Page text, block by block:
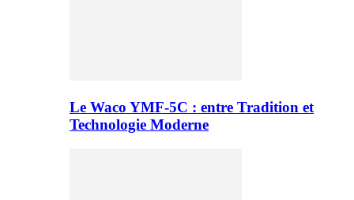
Le Waco YMF-5C : entre Tradition et
Technologie Moderne